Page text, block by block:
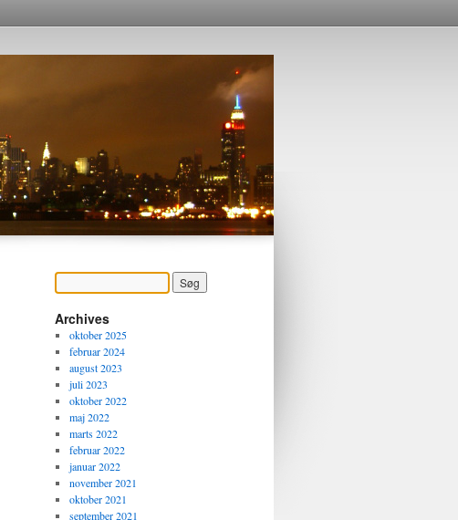
Archives
oktober 2025
februar 2024
august 2023
juli 2023
oktober 2022
maj 2022
marts 2022
februar 2022
januar 2022
november 2021
oktober 2021
september 2021